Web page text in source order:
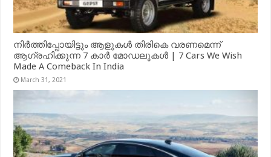
നിർത്തിപ്പോയിട്ടും ആളുകൾ തിരികെ വരണമെന്ന്
ആഗ്രഹിക്കുന്ന 7 കാർ മോഡലുകൾ | 7 Cars We Wish
Made A Comeback In India
March 31, 2021